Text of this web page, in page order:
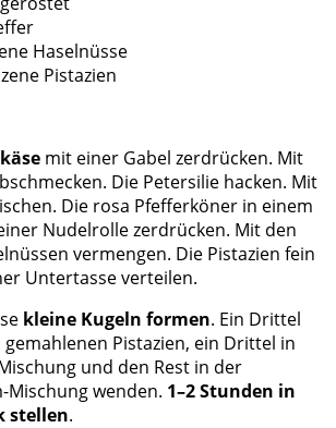
Haselnüsse
Pistazien
mit einer Gabel zerdrücken. Mit
Die Petersilie hacken. Mit
Die rosa Pfefferköner in einem
Nudelrolle zerdrücken. Mit den
vermengen. Die Pistazien fein
Untertasse verteilen.
kleine Kugeln formen. Ein Drittel
Pistazien, ein Drittel in
und den Rest in der
Mischung wenden. 1–2 Stunden in
stellen.